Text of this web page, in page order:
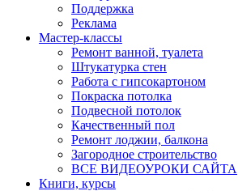
Поддержка
Реклама
Мастер-классы
Ремонт ванной, туалета
Штукатурка стен
Работа с гипсокартоном
Покраска потолка
Подвесной потолок
Качественный пол
Ремонт лоджии, балкона
Загородное строительство
ВСЕ ВИДЕОУРОКИ САЙТА
Книги, курсы